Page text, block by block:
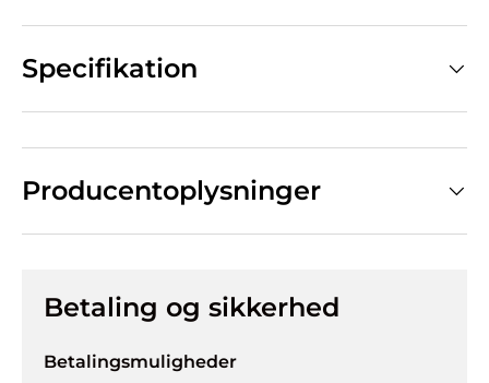
Specifikation
Producentoplysninger
Betaling og sikkerhed
Betalingsmuligheder